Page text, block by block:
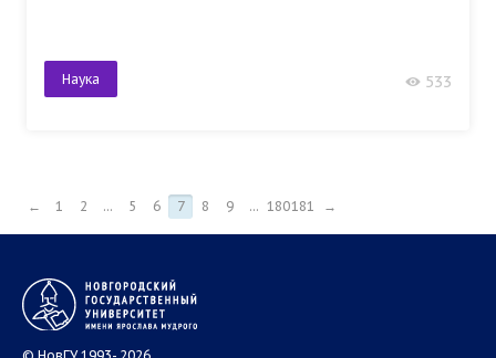
Наука 533
← 1 2 ... 5 6 7 8 9 ... 180181 →